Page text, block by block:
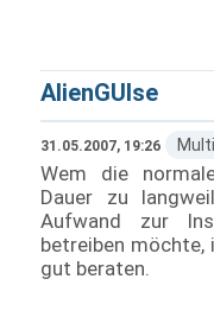
AlienGUIse
31.05.2007, 19:26
Wem die
Dauer zu
Aufwand zur
betreiben
gut beraten.